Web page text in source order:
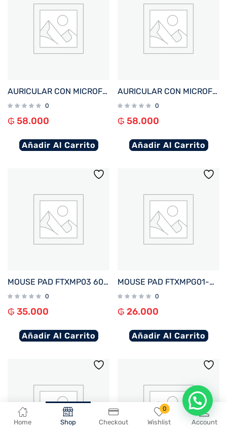
Home Shop Checkout
0
Wishlist Account
AURICULAR CON MICROFONO FTX E27-WH BT/MIC/IPX4 BLANCO
0
₲ 58.000
Añadir Al Carrito
AURICULAR CON MICROFONO FTX E27-BK BT/MIC/IPX4 NEGRO
0
₲ 58.000
Añadir Al Carrito
MOUSE PAD FTXMP03 60X35CM NEGRO
0
₲ 35.000
Añadir Al Carrito
MOUSE PAD FTXMPG01-WH 31X27CM CON APOYO DE MUÑECA EN GEL BLANCO
0
₲ 26.000
Añadir Al Carrito
En que podemos ayudarte?